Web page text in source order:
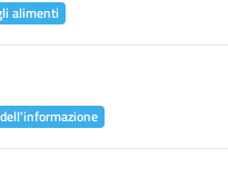
alimenti